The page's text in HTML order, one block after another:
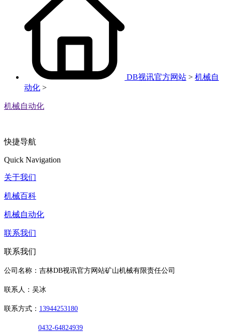
DB视讯官方网站 > 机械自
动化 >
机械自动化
快捷导航
Quick Navigation
关于我们
机械百科
机械自动化
联系我们
联系我们
公司名称：吉林DB视讯官方网站矿山机械有限责任公司
联系人：吴冰
联系方式： 13944253180
0432-64824939